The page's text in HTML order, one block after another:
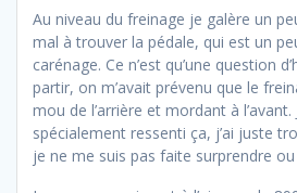
Au niveau du freinage je galère un
mal à trouver la pédale, qui est un
carénage. Ce n’est qu’une question
partir, on m’avait prévenu que le
mou de l’arrière et mordant à l’avant.
spécialement ressenti ça, j’ai juste
je ne me suis pas faite surprendre